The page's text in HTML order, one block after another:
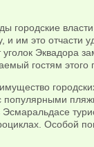
городские
и им это
уголок Эквадора
гостям
популярными
Особой